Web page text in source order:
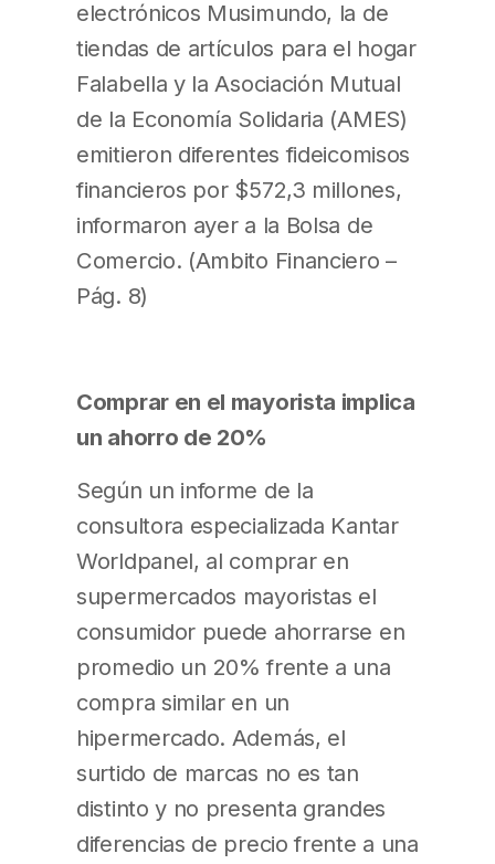
electrónicos Musimundo, la de
tiendas de artículos para el hogar
Falabella y la Asociación Mutual
de la Economía Solidaria (AMES)
emitieron diferentes fideicomisos
financieros por $572,3 millones,
informaron ayer a la Bolsa de
Comercio. (Ambito Financiero –
Pág. 8)
Comprar en el mayorista implica
un ahorro de 20%
Según un informe de la
consultora especializada Kantar
Worldpanel, al comprar en
supermercados mayoristas el
consumidor puede ahorrarse en
promedio un 20% frente a una
compra similar en un
hipermercado. Además, el
surtido de marcas no es tan
distinto y no presenta grandes
diferencias de precio frente a una